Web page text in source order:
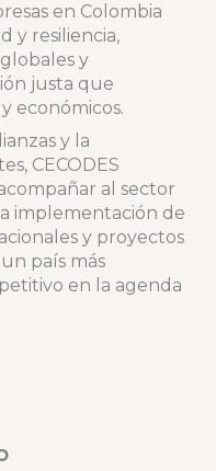
en Colombia
y resiliencia,
y
justa que
económicos.
y la
CECODES
al sector
implementación de
y proyectos
país más
en la agenda